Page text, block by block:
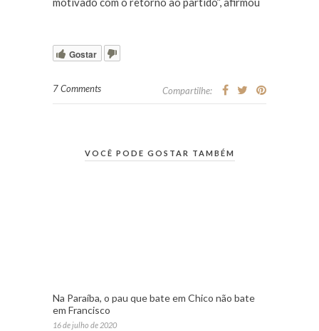
Gostar
7 Comments Compartilhe:
VOCÊ PODE GOSTAR TAMBÉM
Na Paraíba, o pau que bate em Chico não bate
em Francisco
16 de julho de 2020